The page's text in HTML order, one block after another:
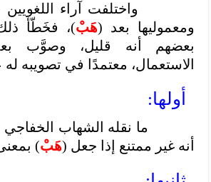
واختلفت آراء اللغويين
ومعموليها بعد (هَبْ)، فخَطّأ
بعضهم أنه قليل، وصوَّب
الاستعمال، معتمدًا في تصويبه له
أولها:
ما نقله الشهاب الخفاجي
أنه غير ممتنع إذا جعل (هَبْ)